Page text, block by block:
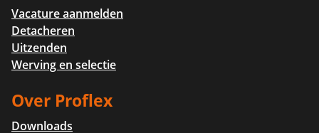
Vacature aanmelden
Detacheren
Uitzenden
Werving en selectie
Over Proflex
Downloads